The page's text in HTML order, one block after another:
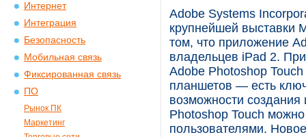
Интернет
Интеграция
Безопасность
Мобильная связь
Фиксированная связь
ПО
Рынок ПК
Маркетинг
Adobe Systems
крупнейшей выставки
том, что приложение
владельцев iPad 2.
Adobe Photoshop
планшетов — есть
возможности
Photoshop Touch
пользователями.